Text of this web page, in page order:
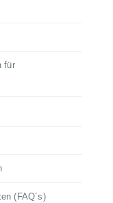
für
(FAQ´s)